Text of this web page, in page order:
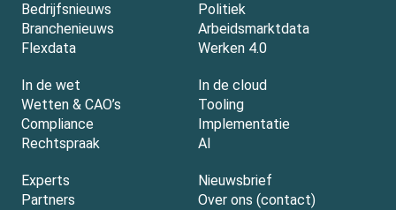
Bedrijfsnieuws
Branchenieuws
Flexdata
Politiek
Arbeidsmarktdata
Werken 4.0
In de wet
Wetten & CAO’s
Compliance
Rechtspraak
In de cloud
Tooling
Implementatie
AI
Experts
Partners
Nieuwsbrief
Over ons (contact)